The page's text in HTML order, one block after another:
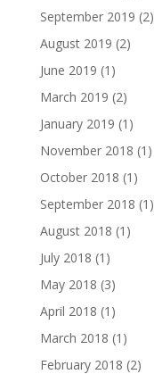
September 2019 (2)
August 2019 (2)
June 2019 (1)
March 2019 (2)
January 2019 (1)
November 2018 (1)
October 2018 (1)
September 2018 (1)
August 2018 (1)
July 2018 (1)
May 2018 (3)
April 2018 (1)
March 2018 (1)
February 2018 (2)